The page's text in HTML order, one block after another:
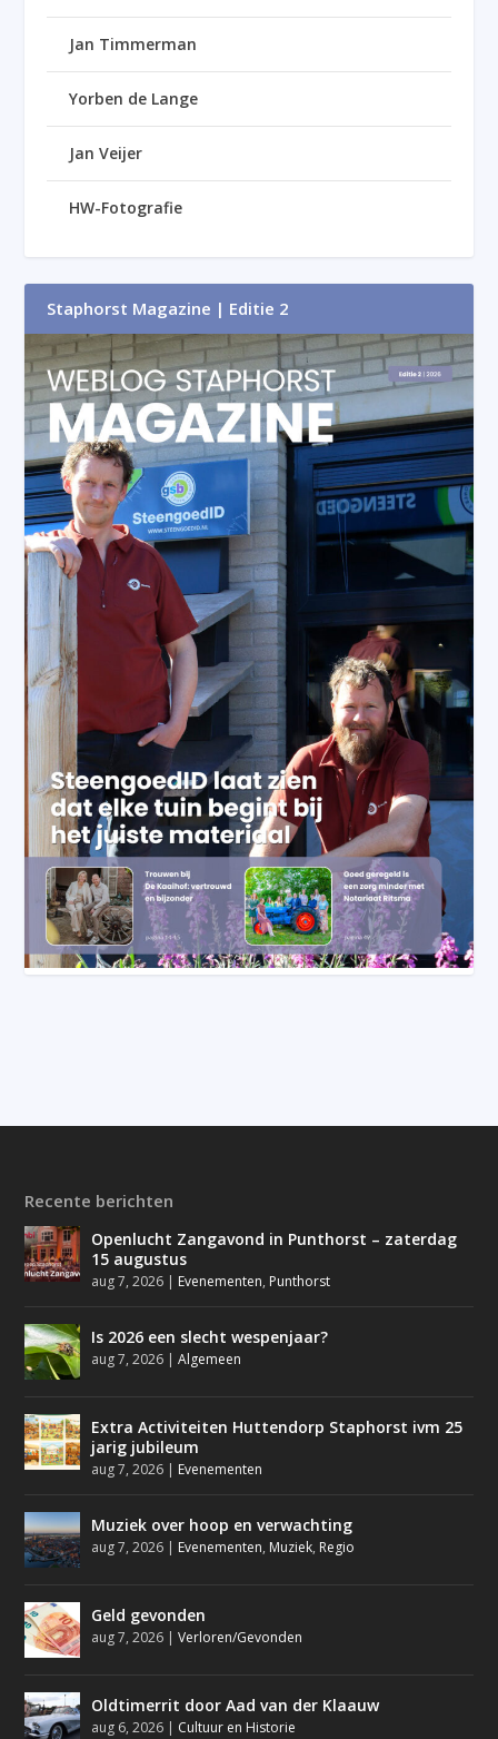
Jan Timmerman
Yorben de Lange
Jan Veijer
HW-Fotografie
Staphorst Magazine | Editie 2
Recente berichten
Openlucht Zangavond in Punthorst – zaterdag
15 augustus
aug 7, 2026 | Evenementen, Punthorst
Is 2026 een slecht wespenjaar?
aug 7, 2026 |Algemeen
Extra Activiteiten Huttendorp Staphorst ivm 25
jarig jubileum
aug 7, 2026 | Evenementen
Muziek over hoop en verwachting
aug 7, 2026 | Evenementen, Muziek, Regio
Geld gevonden
aug 7, 2026 |Verloren/Gevonden
Oldtimerrit door Aad van der Klaauw
aug 6, 2026 | Cultuur en Historie